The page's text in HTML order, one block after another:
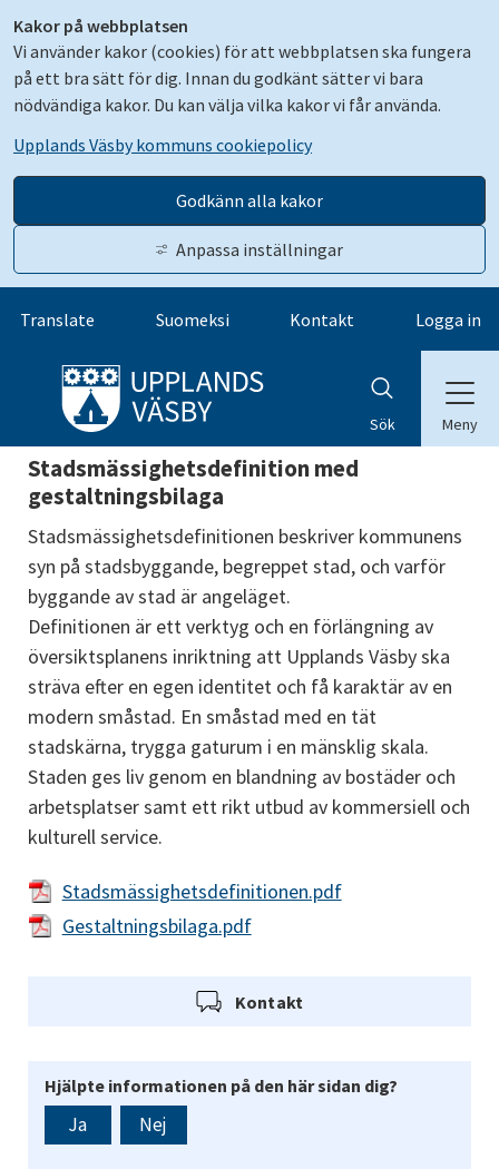
Kakor på webbplatsen
Vi använder kakor (cookies) för att webbplatsen ska fungera
på ett bra sätt för dig. Innan du godkänt sätter vi bara
nödvändiga kakor. Du kan välja vilka kakor vi får använda.
Upplands Väsby kommuns cookiepolicy
Godkänn alla kakor
Anpassa inställningar
Gå till innehåll
Translate Suomeksi Kontakt Logga in
Sök Meny
Stadsmässighetsdefinition med
gestaltningsbilaga
Stadsmässighetsdefinitionen beskriver kommunens
syn på stadsbyggande, begreppet stad, och varför
byggande av stad är angeläget.
Definitionen är ett verktyg och en förlängning av
översiktsplanens inriktning att Upplands Väsby ska
sträva efter en egen identitet och få karaktär av en
modern småstad. En småstad med en tät
stadskärna, trygga gaturum i en mänsklig skala.
Staden ges liv genom en blandning av bostäder och
arbetsplatser samt ett rikt utbud av kommersiell och
kulturell service.
Stadsmässighetsdefinitionen.pdfPdf, 4 MB.
Gestaltningsbilaga.pdfPdf, 14 MB.
Kontakt
Hjälpte informationen på den här sidan dig?
Ja Nej